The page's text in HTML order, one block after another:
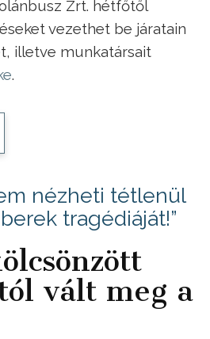
Zrt. hétfőtől
vezethet be járatain
illetve munkatársait
.
nézheti tétlenül
tragédiáját!”
vált meg a